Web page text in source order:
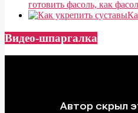
готовить фасоль, как
Видео-шпаргалка